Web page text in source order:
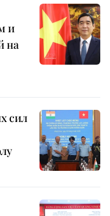
и
на
сил